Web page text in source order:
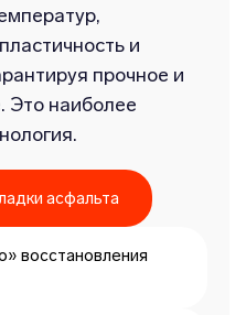
и
прочное и
Это наиболее
асфальта
восстановления